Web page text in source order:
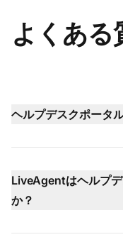
よくある
ヘルプデスクポータ
LiveAgentはヘルプ
か？